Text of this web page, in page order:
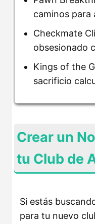
caminos para
Checkmate
obsesionado
Kings of the
sacrificio
Crear un
tu Club de
Si estás
para tu nuevo